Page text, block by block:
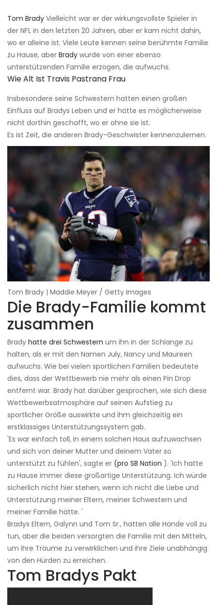
Tom Brady Vielleicht war er der wirkungsvollste Spieler in
der NFL in den letzten 20 Jahren, aber er kam nicht dahin,
wo er alleine ist. Viele Leute kennen seine berühmte Familie
zu Hause, aber Brady wurde von einer ebenso
unterstützenden Familie erzogen, die aufwuchs.
Wie Alt Ist Travis Pastrana Frau
Insbesondere seine Schwestern hatten einen großen
Einfluss auf Bradys Leben und er hätte es möglicherweise
nicht dorthin geschafft, wo er ohne sie ist.
Es ist Zeit, die anderen Brady-Geschwister kennenzulernen.
Tom Brady | Maddie Meyer / Getty Images
Die Brady-Familie kommt
zusammen
Brady hatte drei Schwestern um ihn in der Schlange zu
halten, als er mit den Namen July, Nancy und Maureen
aufwuchs. Wie bei vielen sportlichen Familien bedeutete
dies, dass der Wettbewerb nie mehr als einen Pin Drop
entfernt war. Brady hat darüber gesprochen, wie sich diese
Wettbewerbsatmosphäre auf seinen Aufstieg zu
sportlicher Größe auswirkte und ihm gleichzeitig ein
erstklassiges Unterstützungssystem gab.
'Es war einfach toll, in einem solchen Haus aufzuwachsen
und sich von deiner Mutter und deinem Vater so
unterstützt zu fühlen', sagte er (pro SB Nation ). 'Ich hatte
zu Hause immer diese großartige Unterstützung. Ich würde
sicherlich nicht hier stehen, wenn ich nicht die Liebe und
Unterstützung meiner Eltern, meiner Schwestern und
meiner Familie hätte. '
Bradys Eltern, Galynn und Tom Sr., hatten alle Hände voll zu
tun, aber die beiden versorgten die Familie mit den Mitteln,
um ihre Träume zu verwirklichen und ihre Ziele unabhängig
von den Hürden zu erreichen.
Tom Bradys Pakt